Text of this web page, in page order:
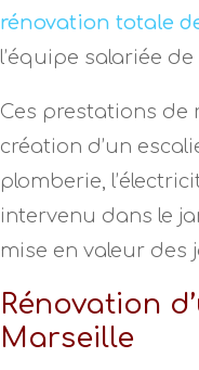
rénovation totale
l’équipe salariée
Ces prestations de
création d’un
plomberie,
intervenu dans le
mise en valeur des
Rénovation
Marseille